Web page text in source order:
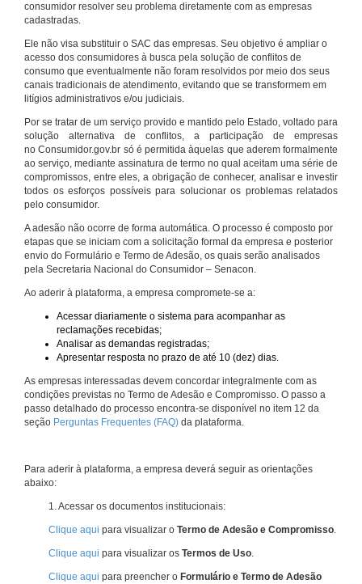
consumidor resolver seu problema diretamente com as empresas
cadastradas.
Ele não visa substituir o SAC das empresas. Seu objetivo é ampliar o
acesso dos consumidores à busca pela solução de conflitos de
consumo que eventualmente não foram resolvidos por meio dos seus
canais tradicionais de atendimento, evitando que se transformem em
litígios administrativos e/ou judiciais.
Por se tratar de um serviço provido e mantido pelo Estado, voltado para
solução alternativa de conflitos, a participação de empresas
no Consumidor.gov.br só é permitida àquelas que aderem formalmente
ao serviço, mediante assinatura de termo no qual aceitam uma série de
compromissos, entre eles, a obrigação de conhecer, analisar e investir
todos os esforços possíveis para solucionar os problemas relatados
pelo consumidor.
A adesão não ocorre de forma automática. O processo é composto por
etapas que se iniciam com a solicitação formal da empresa e posterior
envio do Formulário e Termo de Adesão, os quais serão analisados
pela Secretaria Nacional do Consumidor – Senacon.
Ao aderir à plataforma, a empresa compromete-se a:
Acessar diariamente o sistema para acompanhar as
reclamações recebidas;
Analisar as demandas registradas;
Apresentar resposta no prazo de até 10 (dez) dias.
As empresas interessadas devem concordar integralmente com as
condições previstas no Termo de Adesão e Compromisso. O passo a
passo detalhado do processo encontra-se disponível no item 12 da
seção Perguntas Frequentes (FAQ) da plataforma.
Para aderir à plataforma, a empresa deverá seguir as orientações
abaixo:
1. Acessar os documentos institucionais:
Clique aqui para visualizar o Termo de Adesão e Compromisso.
Clique aqui para visualizar os Termos de Uso.
Clique aqui para preencher o Formulário e Termo de Adesão